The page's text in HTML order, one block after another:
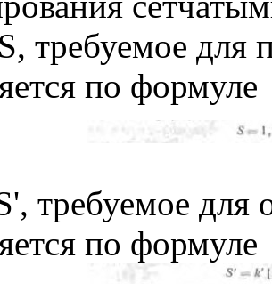
требуемое для
по формуле
требуемое для
по формуле